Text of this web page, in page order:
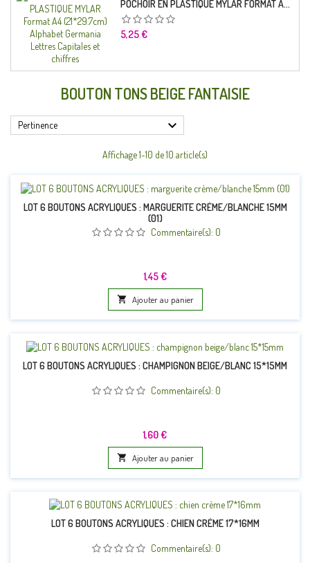
POCHOIR EN PLASTIQUE MYLAR FORMAT A4 (21*29.7CM) ALPHABET GERMANICA LETTRES CAPITALES ET CHIFFRES
Prix
5,25 €
BOUTON TONS BEIGE FANTAISIE
Pertinence 
Affichage 1-10 de 10 article(s)
LOT 6 BOUTONS ACRYLIQUES : MARGUERITE CRÈME/BLANCHE 15MM
(01)
Commentaire(s): 0
Prix
1,45 €
 Ajouter au panier
LOT 6 BOUTONS ACRYLIQUES : CHAMPIGNON BEIGE/BLANC 15*15MM
Commentaire(s): 0
Prix
1,60 €
 Ajouter au panier
LOT 6 BOUTONS ACRYLIQUES : CHIEN CRÈME 17*16MM
Commentaire(s): 0